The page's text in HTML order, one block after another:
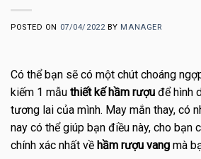
POSTED ON 07/04/2022BY MANAGER
Có thể bạn sẽ có một chút choáng
kiếm 1 mẫu thiết kế hầm rượu để hình
tương lai của mình. May mắn thay, có
nay có thể giúp bạn điều này, cho bạn
chính xác nhất về hầm rượu vang mà